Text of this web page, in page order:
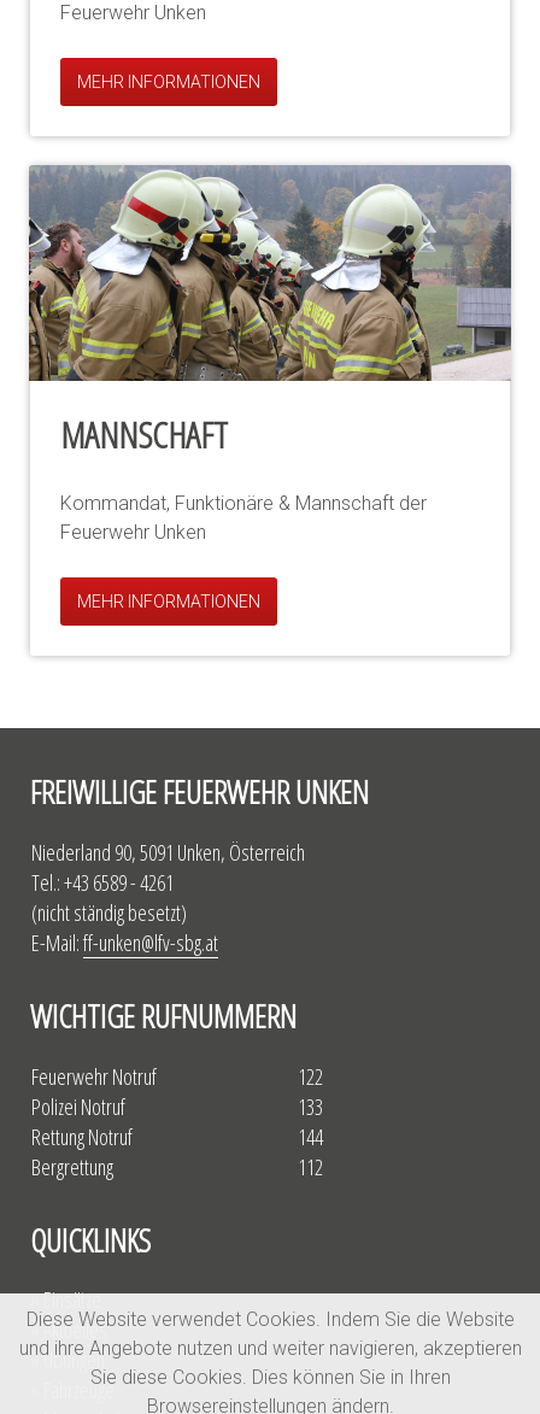
Feuerwehr Unken
MEHR INFORMATIONEN
MANNSCHAFT
Kommandat, Funktionäre & Mannschaft der
Feuerwehr Unken
MEHR INFORMATIONEN
FREIWILLIGE FEUERWEHR UNKEN
Niederland 90, 5091 Unken, Österreich
Tel.: +43 6589 - 4261
(nicht ständig besetzt)
E-Mail:ff-unken@lfv-sbg.at
WICHTIGE RUFNUMMERN
Feuerwehr Notruf
Polizei Notruf
Rettung Notruf
Bergrettung
122
133
144
112
QUICKLINKS
» Einsätze
» Aktuelles
» Übungen
» Fahrzeuge
Diese Website verwendet Cookies. Indem Sie die Website
und ihre Angebote nutzen und weiter navigieren, akzeptieren
Sie diese Cookies. Dies können Sie in Ihren
Browsereinstellungen ändern.